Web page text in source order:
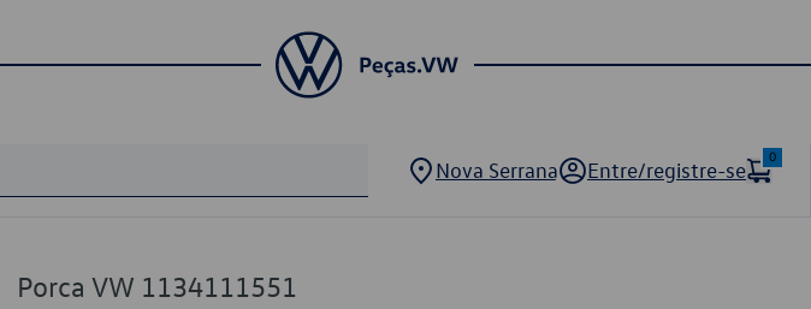
Nova Serrana Entre/registre-se
0
Porca VW 1134111551